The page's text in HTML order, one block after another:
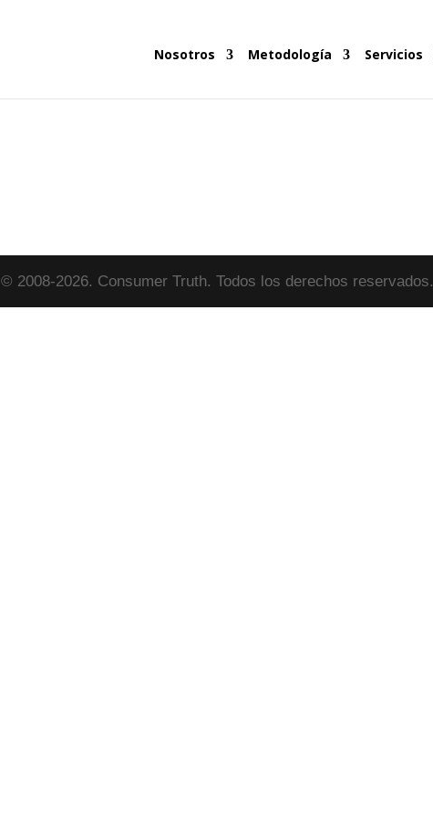
Nosotros Metodología Servicios
© 2008-2026. Consumer Truth. Todos los derechos reservados.